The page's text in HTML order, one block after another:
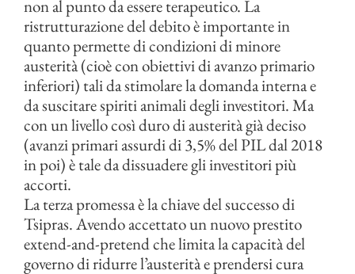
non al punto da essere terapeutico. La
ristrutturazione del debito è importante in
quanto permette di condizioni di minore
austerità (cioè con obiettivi di avanzo primario
inferiori) tali da stimolare la domanda interna e
da suscitare spiriti animali degli investitori. Ma
con un livello così duro di austerità già deciso
(avanzi primari assurdi di 3,5% del PIL dal 2018
in poi) è tale da dissuadere gli investitori più
accorti.
La terza promessa è la chiave del successo di
Tsipras. Avendo accettato un nuovo prestito
extend-and-pretend che limita la capacità del
governo di ridurre l’austerità e prendersi cura